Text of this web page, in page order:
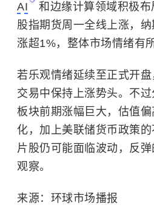
AI
和边缘计算领域积极
股指期货周一全线上涨，
涨超1%，整体市场情绪有
若乐观情绪延续至正式开
交易中保持上涨势头。不
板块前期涨幅巨大，估值
化，加上美联储货币政策
片股仍可能面临波动，反
观察。
来源：环球市场播报